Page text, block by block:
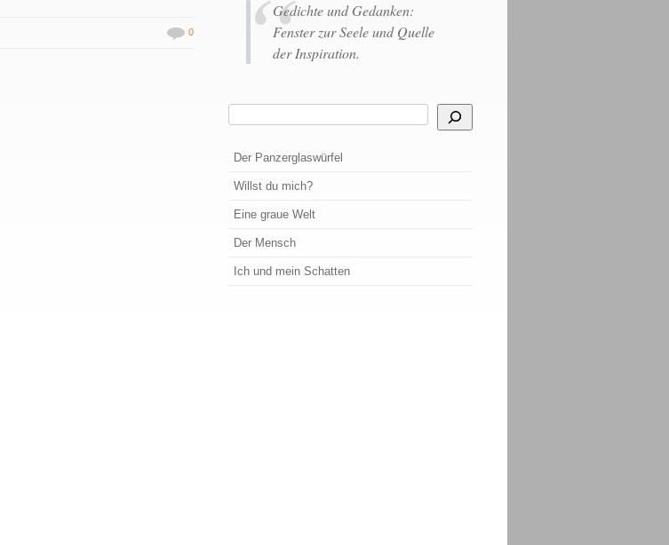
0
Gedichte und Gedanken:
Fenster zur Seele und Quelle
der Inspiration.
Der Panzerglaswürfel
Willst du mich?
Eine graue Welt
Der Mensch
Ich und mein Schatten